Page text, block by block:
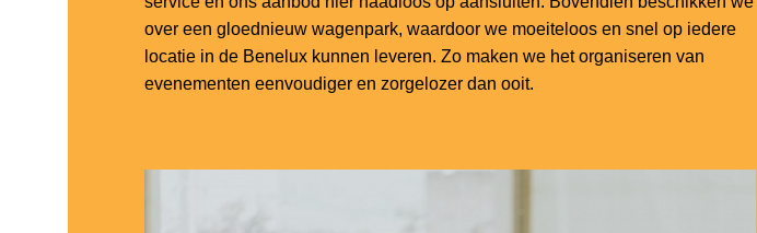
over een gloednieuw wagenpark, waardoor we moeiteloos en snel op iedere
locatie in de Benelux kunnen leveren. Zo maken we het organiseren van
evenementen eenvoudiger en zorgelozer dan ooit.